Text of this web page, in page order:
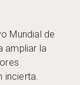
Mundial de
ampliar la
incierta.